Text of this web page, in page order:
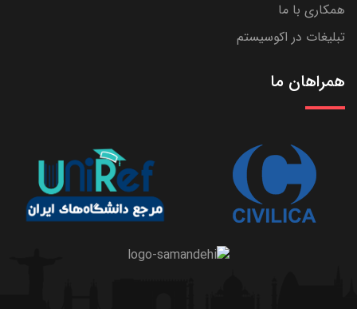
همکاری با ما
تبلیغات در اکوسیستم
همراهان ما